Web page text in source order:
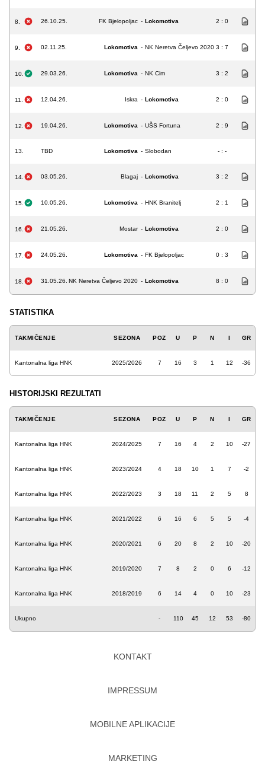
8. 26.10.25. FK Bjelopoljac - Lokomotiva 2 : 0
9. 02.11.25. Lokomotiva - NK Neretva Čeljevo 2020 3 : 7
10. 29.03.26. Lokomotiva - NK Cim 3 : 2
11. 12.04.26. Iskra - Lokomotiva 2 : 0
12. 19.04.26. Lokomotiva - UŠS Fortuna 2 : 9
13. TBD Lokomotiva - Slobodan - : -
14. 03.05.26. Blagaj - Lokomotiva 3 : 2
15. 10.05.26. Lokomotiva - HNK Branitelj 2 : 1
16. 21.05.26. Mostar - Lokomotiva 2 : 0
17. 24.05.26. Lokomotiva - FK Bjelopoljac 0 : 3
18. 31.05.26. NK Neretva Čeljevo 2020 - Lokomotiva 8 : 0
STATISTIKA
TAKMIČENJE SEZONA POZ U P N I GR
Kantonalna liga HNK 2025/2026 7 16 3 1 12 -36
HISTORIJSKI REZULTATI
TAKMIČENJE SEZONA POZ U P N I GR
Kantonalna liga HNK 2024/2025 7 16 4 2 10 -27
Kantonalna liga HNK 2023/2024 4 18 10 1 7 -2
Kantonalna liga HNK 2022/2023 3 18 11 2 5 8
Kantonalna liga HNK 2021/2022 6 16 6 5 5 -4
Kantonalna liga HNK 2020/2021 6 20 8 2 10 -20
Kantonalna liga HNK 2019/2020 7 8 2 0 6 -12
Kantonalna liga HNK 2018/2019 6 14 4 0 10 -23
Ukupno - 110 45 12 53 -80
KONTAKT
IMPRESSUM
MOBILNE APLIKACIJE
MARKETING